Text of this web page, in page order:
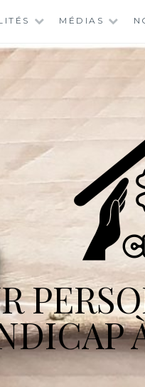
MÉDIAS